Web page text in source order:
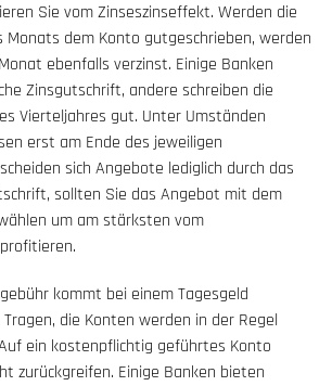
Sie vom Zinseszinseffekt. Werden die
Monats dem Konto gutgeschrieben, werden
ebenfalls verzinst. Einige Banken
Zinsgutschrift, andere schreiben die
Vierteljahres gut. Unter Umständen
erst am Ende des jeweiligen
sich Angebote lediglich durch das
sollten Sie das Angebot mit dem
um am stärksten vom
kommt bei einem Tagesgeld
die Konten werden in der Regel
ein kostenpflichtig geführtes Konto
zurückgreifen. Einige Banken bieten